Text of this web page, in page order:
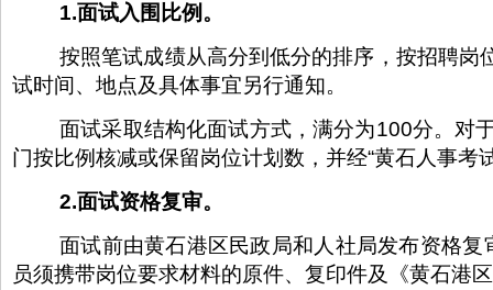
1.面试入围比例 。
按照笔试成绩从高分到低分的排序，按招聘
试时间、地点及具体事宜另行通知。
面试采取结构化面试方式，满分为100分。对
门按比例核减或保留岗位计划数，并经“黄石人事考
2.面试资格复审。
面试前由黄石港区民政局和人社局发布资格
员须携带岗位要求材料的原件、复印件及《黄石港